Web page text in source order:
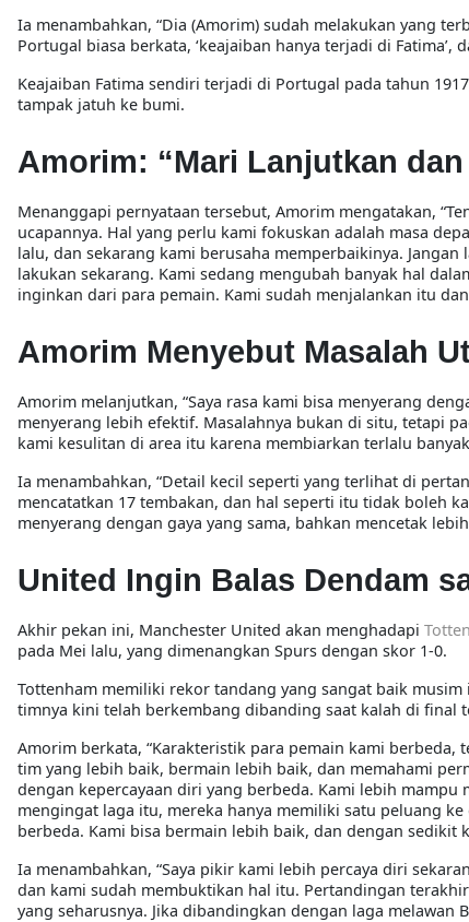
Ia menambahkan, “Dia (Amorim) sudah melakukan yang
Portugal biasa berkata, ‘keajaiban hanya terjadi di Fatima’,
Keajaiban Fatima sendiri terjadi di Portugal pada tahun
tampak jatuh ke bumi.
Amorim: “Mari Lanjutkan
Menanggapi pernyataan tersebut, Amorim mengatakan,
ucapannya. Hal yang perlu kami fokuskan adalah masa
lalu, dan sekarang kami berusaha memperbaikinya.
lakukan sekarang. Kami sedang mengubah banyak hal
inginkan dari para pemain. Kami sudah menjalankan itu
Amorim Menyebut Masalah
Amorim melanjutkan, “Saya rasa kami bisa menyerang
menyerang lebih efektif. Masalahnya bukan di situ, tetapi
kami kesulitan di area itu karena membiarkan terlalu
Ia menambahkan, “Detail kecil seperti yang terlihat di
mencatatkan 17 tembakan, dan hal seperti itu tidak boleh
menyerang dengan gaya yang sama, bahkan mencetak
United Ingin Balas Dendam
Akhir pekan ini, Manchester United akan menghadapi
pada Mei lalu, yang dimenangkan Spurs dengan skor 1-0.
Tottenham memiliki rekor tandang yang sangat baik
timnya kini telah berkembang dibanding saat kalah di final
Amorim berkata, “Karakteristik para pemain kami
tim yang lebih baik, bermain lebih baik, dan memahami
dengan kepercayaan diri yang berbeda. Kami lebih
mengingat laga itu, mereka hanya memiliki satu peluang
berbeda. Kami bisa bermain lebih baik, dan dengan
Ia menambahkan, “Saya pikir kami lebih percaya diri
dan kami sudah membuktikan hal itu. Pertandingan
yang seharusnya. Jika dibandingkan dengan laga